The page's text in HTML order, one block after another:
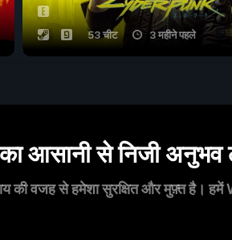
53 चीट 3 महीने पहले
आसानी से निजी अनुभव
की वजह से हमेशा सुरक्षित और मुफ़्त है। हमें